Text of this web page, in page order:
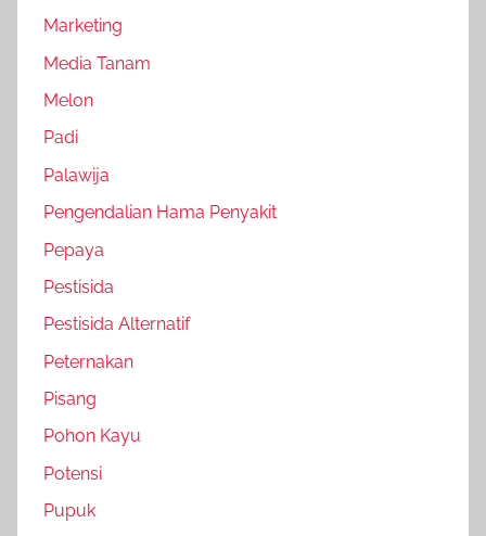
Marketing
Media Tanam
Melon
Padi
Palawija
Pengendalian Hama Penyakit
Pepaya
Pestisida
Pestisida Alternatif
Peternakan
Pisang
Pohon Kayu
Potensi
Pupuk